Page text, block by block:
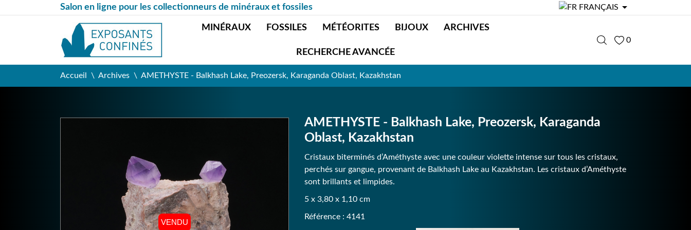
Salon en ligne pour les collectionneurs de minéraux et fossiles FRANÇAIS 
MINÉRAUX FOSSILES MÉTÉORITES BIJOUX ARCHIVES
RECHERCHE AVANCÉE
0
Accueil Archives AMETHYSTE - Balkhash Lake, Preozersk, Karaganda Oblast, Kazakhstan
VENDU
AMETHYSTE - Balkhash Lake, Preozersk, Karaganda
Oblast, Kazakhstan
Cristaux biterminés d’Améthyste avec une couleur violette intense sur tous les cristaux,
perchés sur gangue, provenant de Balkhash Lake au Kazakhstan. Les cristaux d’Améthyste
sont brillants et limpides.
5 x 3,80 x 1,10 cm
Référence : 4141